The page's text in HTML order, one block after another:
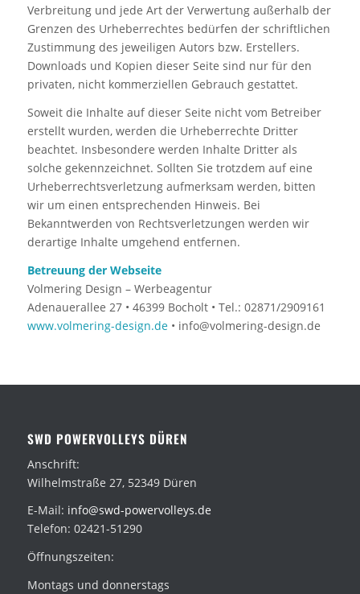
Verbreitung und jede Art der Verwertung außerhalb der
Grenzen des Urheberrechtes bedürfen der schriftlichen
Zustimmung des jeweiligen Autors bzw. Erstellers.
Downloads und Kopien dieser Seite sind nur für den
privaten, nicht kommerziellen Gebrauch gestattet.
Soweit die Inhalte auf dieser Seite nicht vom Betreiber
erstellt wurden, werden die Urheberrechte Dritter
beachtet. Insbesondere werden Inhalte Dritter als
solche gekennzeichnet. Sollten Sie trotzdem auf eine
Urheberrechtsverletzung aufmerksam werden, bitten
wir um einen entsprechenden Hinweis. Bei
Bekanntwerden von Rechtsverletzungen werden wir
derartige Inhalte umgehend entfernen.
Betreuung der Webseite
Volmering Design – Werbeagentur
Adenauerallee 27 • 46399 Bocholt • Tel.: 02871/2909161
www.volmering-design.de• info@volmering-design.de
SWD POWERVOLLEYS DÜREN
Anschrift:
Wilhelmstraße 27, 52349 Düren
E-Mail: info@swd-powervolleys.de
Telefon: 02421-51290
Öffnungszeiten:
Montags und donnerstags